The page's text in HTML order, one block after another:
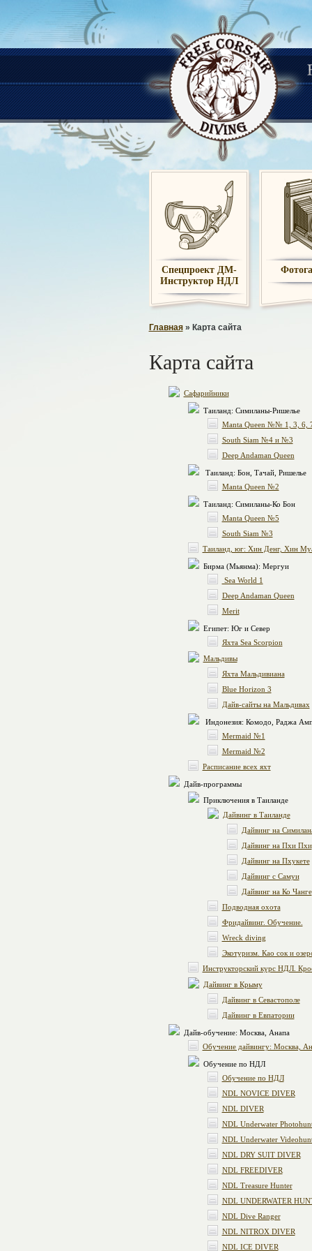
Спецпроект ДМ-
Инструктор НДЛ
Главная» Карта сайта
Карта сайта
Сафарийники
Таиланд: Симиланы-Ришелье
Manta Queen №№ 1, 3, 6,
South Siam №4 и №3
Deep Andaman Queen
Таиланд: Бон, Тачай, Ришелье
Manta Queen №2
Таиланд: Симиланы-Ко Бон
Manta Queen №5
South Siam №3
Таиланд, юг: Хин Денг, Хин
Бирма (Мьянма): Мергуи
Sea World 1
Deep Andaman Queen
Merit
Египет: Юг и Север
Яхта Sea Scorpion
Мальдивы
Яхта Мальдивиана
Blue Horizon 3
Дайв-сайты на Мальдивах
Индонезия: Комодо, Раджа
Mermaid №1
Mermaid №2
Расписание всех яхт
Дайв-программы
Приключения в Таиланде
Дайвинг в Таиланде
Дайвинг на
Дайвинг на Пхи Пхи
Дайвинг на Пхукете
Дайвинг с Самуи
Дайвинг на Ко Чанге
Подводная охота
Фридайвинг. Обучение.
Wreck diving
Экотуризм. Као сок и
Инструкторский курс НДЛ.
Дайвинг в Крыму
Дайвинг в Севастополе
Дайвинг в Евпатории
Дайв-обучение: Москва, Анапа
Обучение дайвингу: Москва,
Обучение по НДЛ
Обучение по НДЛ
NDL NOVICE DIVER
NDL DIVER
NDL Underwater
NDL Underwater
NDL DRY SUIT DIVER
NDL FREEDIVER
NDL Treasure Hunter
NDL UNDERWATER
NDL Dive Ranger
NDL NITROX DIVER
NDL ICE DIVER